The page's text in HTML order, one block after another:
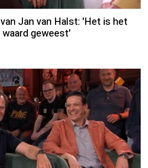
Jan van Halst: 'Het is het
geweest'